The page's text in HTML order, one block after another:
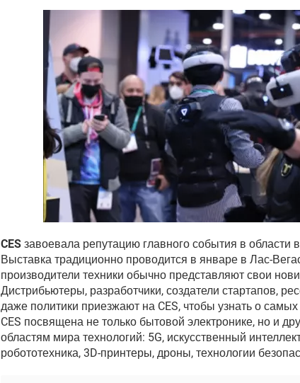
CES завоевала репутацию главного события в области
Выставка традиционно проводится в январе в Лас-
производители техники обычно представляют свои
Дистрибьютеры, разработчики, создатели стартапов,
даже политики приезжают на CES, чтобы узнать о
CES посвящена не только бытовой электронике, но и
областям мира технологий: 5G, искусственный
робототехника, 3D-принтеры, дроны, технологии